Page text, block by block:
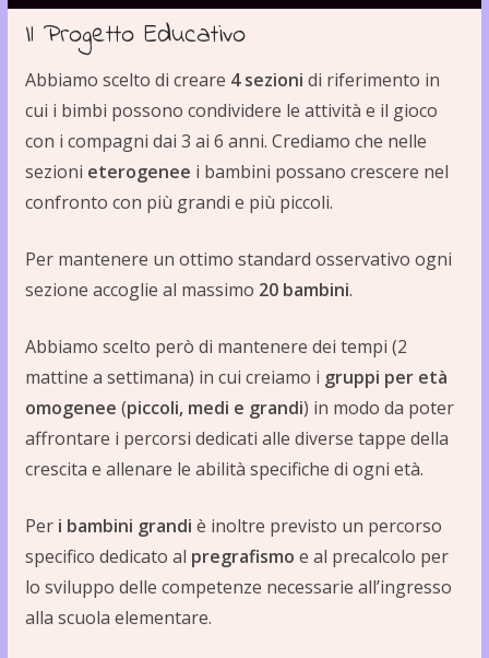
Il Progetto Educativo
Abbiamo scelto di creare 4 sezioni di riferimento in
cui i bimbi possono condividere le attività e il gioco
con i compagni dai 3 ai 6 anni. Crediamo che nelle
sezioni eterogenee i bambini possano crescere nel
confronto con più grandi e più piccoli.
Per mantenere un ottimo standard osservativo ogni
sezione accoglie al massimo 20 bambini.
Abbiamo scelto però di mantenere dei tempi (2
mattine a settimana) in cui creiamo i gruppi per età
omogenee (piccoli, medi e grandi) in modo da poter
affrontare i percorsi dedicati alle diverse tappe della
crescita e allenare le abilità specifiche di ogni età.
Per i bambini grandi è inoltre previsto un percorso
specifico dedicato al pregrafismo e al precalcolo per
lo sviluppo delle competenze necessarie all’ingresso
alla scuola elementare.